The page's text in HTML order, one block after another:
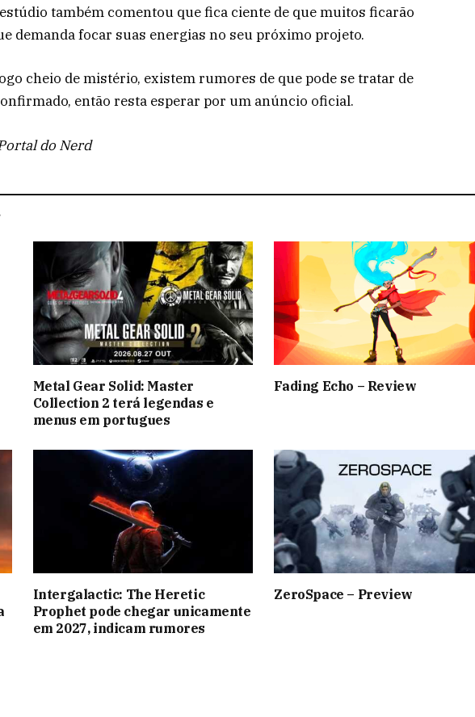
também comentou que fica ciente de que muitos ficarão
demanda focar suas energias no seu próximo projeto.
cheio de mistério, existem rumores de que pode se tratar de
então resta esperar por um anúncio oficial.
do Nerd
Metal Gear Solid: Master
Collection 2 terá legendas e
menus em portugues
Fading Echo – Review
Intergalactic: The Heretic
Prophet pode chegar unicamente
em 2027, indicam rumores
ZeroSpace – Preview